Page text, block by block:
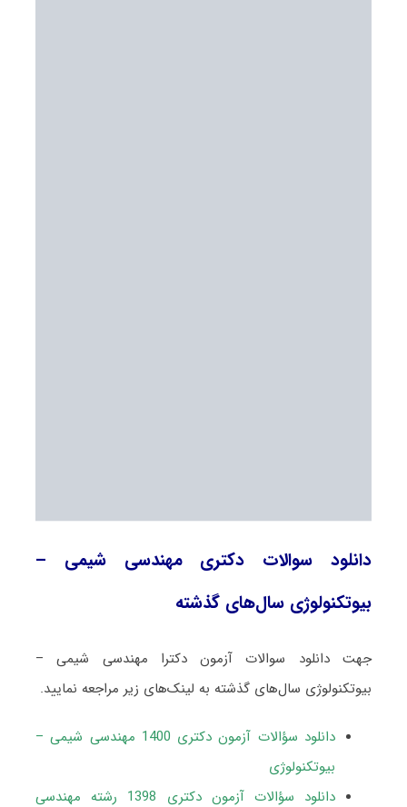
دانلود سوالات دکتری مهندسی شیمی –
بیوتکنولوژی سال‌های گذشته
جهت دانلود سوالات آزمون دکترا مهندسی شیمی –
بیوتکنولوژی سال‌های گذشته به لینک‌های زیر مراجعه نمایید.
دانلود سؤالات آزمون دکتری 1400 مهندسی شیمی –
بیوتکنولوژی
دانلود سؤالات آزمون دکتری 1398 رشته مهندسی